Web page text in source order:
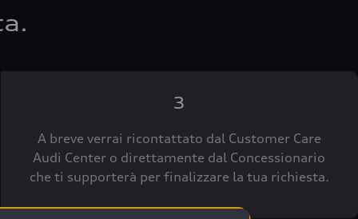
3
A breve verrai ricontattato dal Customer Care
Audi Center o direttamente dal Concessionario
che ti supporterà per finalizzare la tua richiesta.